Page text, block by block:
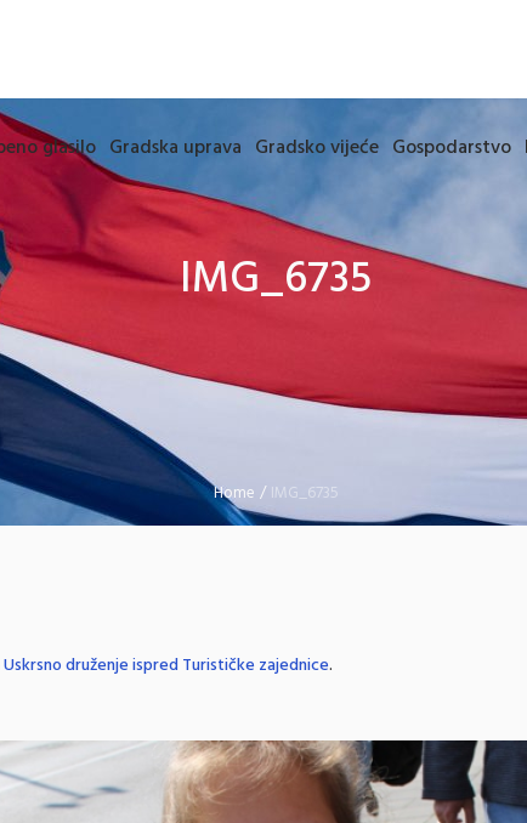
glasilo Gradska uprava Gradsko vijeće Gospodarstvo
IMG_6735
Home /IMG_6735
Uskrsno druženje ispred Turističke zajednice.